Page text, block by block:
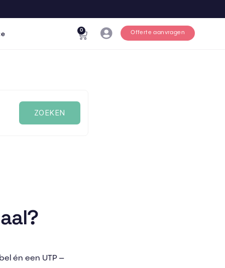
0 Offerte aanvragen
én een UTP –